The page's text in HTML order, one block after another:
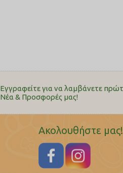
Εγγραφείτε για να λαμβάνετε
Nέα & Προσφορές μας!
Ακολουθήστε μας!